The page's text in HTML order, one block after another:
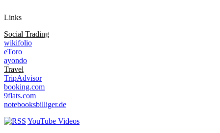
Links
Social Trading
wikifolio
eToro
ayondo
Travel
TripAdvisor
booking.com
9flats.com
notebooksbilliger.de
YouTube Videos